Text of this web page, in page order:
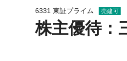
6331 東証プライム 売建可
株主優待：